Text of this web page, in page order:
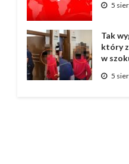
5
Tak
który
w
5